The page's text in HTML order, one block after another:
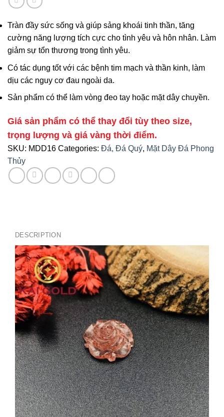
Tràn đầy sức sống và giúp sảng khoái tinh thần, tăng
cường năng lượng tích cực cho tình yêu và hôn nhân. Làm
giảm sự tổn thương trong tình yêu.
Có tác dụng tốt với các bệnh tim mạch và thần kinh, làm
dịu các nguy cơ đau ngoài da.
Sản phẩm có thể làm vòng đeo tay hoặc mặt dây chuyền.
Giá sản phẩm có thể thay đổi tùy theo size,
trọng lượng và giá vàng thời điểm.
SKU: MDD16 Categories: Đá, Đá Quý, Mặt Dây Đá Phong
Thủy
DESCRIPTION